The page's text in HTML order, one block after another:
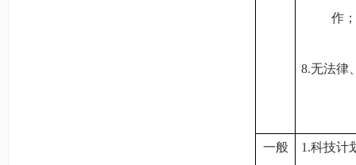
作
8.无法律
一般
1.科技计